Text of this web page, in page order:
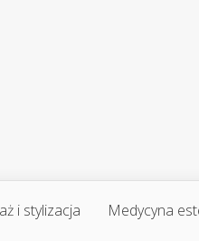
i stylizacja Medycyna